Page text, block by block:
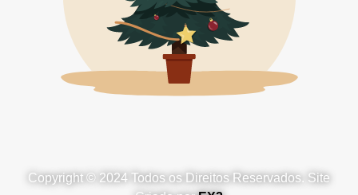
Copyright © 2024 Todos os Direitos Reservados. Site